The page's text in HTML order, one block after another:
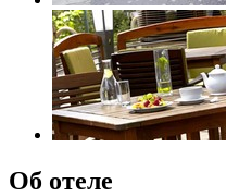
Об отеле